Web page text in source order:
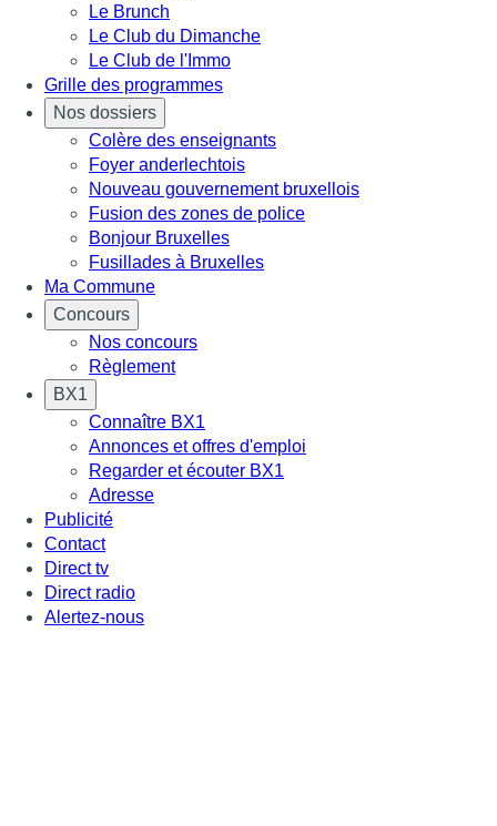
Le Brunch
Le Club du Dimanche
Le Club de l'Immo
Grille des programmes
Nos dossiers
Colère des enseignants
Foyer anderlechtois
Nouveau gouvernement bruxellois
Fusion des zones de police
Bonjour Bruxelles
Fusillades à Bruxelles
Ma Commune
Concours
Nos concours
Règlement
BX1
Connaître BX1
Annonces et offres d'emploi
Regarder et écouter BX1
Adresse
Publicité
Contact
Direct tv
Direct radio
Alertez-nous